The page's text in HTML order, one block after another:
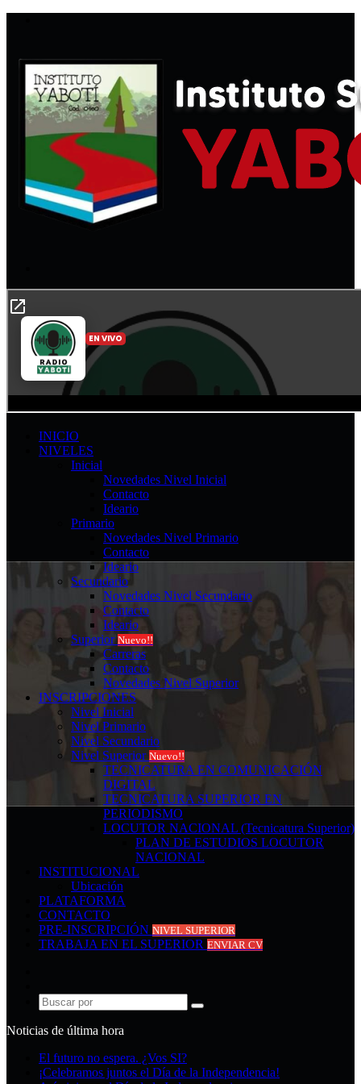
INICIO
NIVELES
Inicial
Novedades Nivel Inicial
Contacto
Ideario
Primario
Novedades Nivel Primario
Contacto
Ideario
Secundario
Novedades Nivel Secundario
Contacto
Ideario
Superior Nuevo!!
Carreras
Contacto
Novedades Nivel Superior
INSCRIPCIONES
Nivel Inicial
Nivel Primario
Nivel Secundario
Nivel Superior Nuevo!!
TECNICATURA EN COMUNICACIÓN
DIGITAL
TECNICATURA SUPERIOR EN
PERIODISMO
LOCUTOR NACIONAL (Tecnicatura Superior)
PLAN DE ESTUDIOS LOCUTOR
NACIONAL
INSTITUCIONAL
Ubicación
PLATAFORMA
CONTACTO
PRE-INSCRIPCIÓN NIVEL SUPERIOR
TRABAJA EN EL SUPERIOR ENVIAR CV
al
azar
Buscar
Noticias de última hora
El futuro no espera. ¿Vos SI?
¡Celebramos juntos el Día de la Independencia!